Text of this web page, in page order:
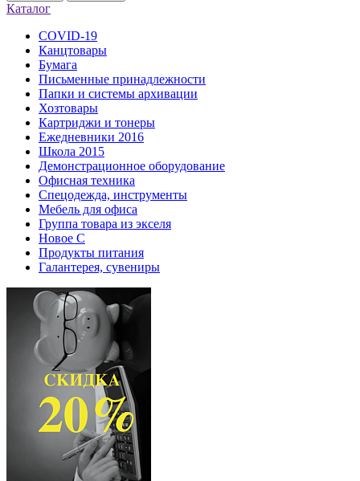
Каталог
COVID-19
Канцтовары
Бумага
Письменные принадлежности
Папки и системы архивации
Хозтовары
Картриджи и тонеры
Ежедневники 2016
Школа 2015
Демонстрационное оборудование
Офисная техника
Спецодежда, инструменты
Мебель для офиса
Группа товара из экселя
Новое С
Продукты питания
Галантерея, сувениры